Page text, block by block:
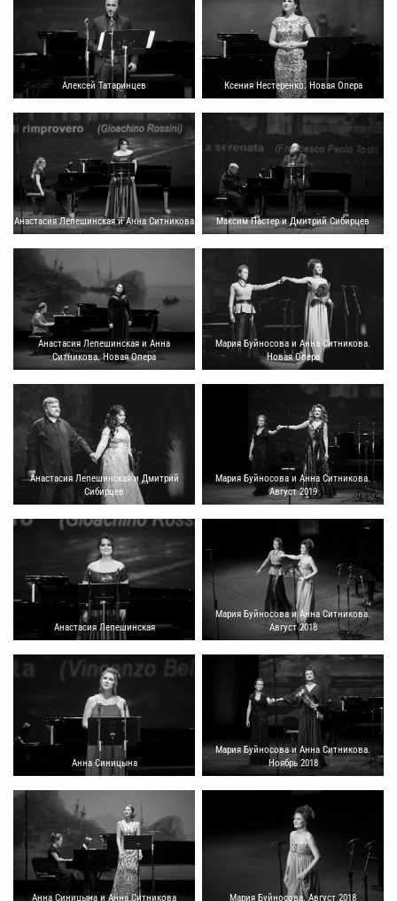
Алексей Татаринцев
Анастасия Лепешинская и Анна Ситникова
Анастасия Лепешинская и Анна
Ситникова. Новая Опера
Анастасия Лепешинская и Дмитрий
Сибирцев
Анастасия Лепешинская
Анна Синицына
Анна Синицына и Анна Ситникова
Ксения Нестеренко. Новая Опера
Максим Пастер и Дмитрий Сибирцев
Мария Буйносова и Анна Ситникова.
Новая Опера
Мария Буйносова и Анна Ситникова.
Август 2019
Мария Буйносова и Анна Ситникова.
Август 2018
Мария Буйносова и Анна Ситникова.
Ноябрь 2018
Мария Буйносова. Август 2018